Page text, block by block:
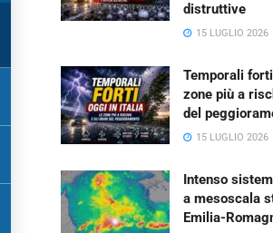
distruttive
15 LUGLIO 2026
Temporali
zone più a
del
15 LUGLIO 2026
Intenso
a mesoscala
Emilia-